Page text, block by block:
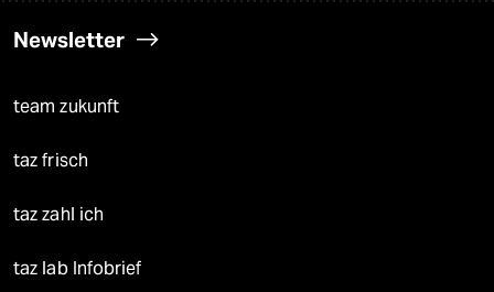
Newsletter
team zukunft
taz frisch
taz zahl ich
taz lab Infobrief